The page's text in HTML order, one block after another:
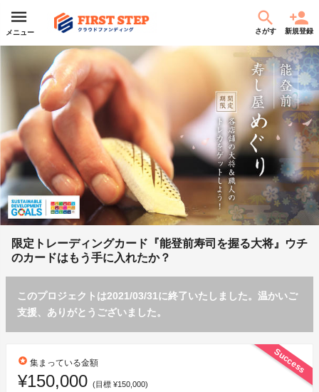
メニュー さがす 新規登録
限定トレーディングカード『能登前寿司を握る大将』ウチ
のカードはもう手に入れたか？
このプロジェクトは2021/03/31に終了いたしました。温かいご
支援、ありがとうございました。
Success
stars 集まっている金額
¥150,000 (目標 ¥150,000)